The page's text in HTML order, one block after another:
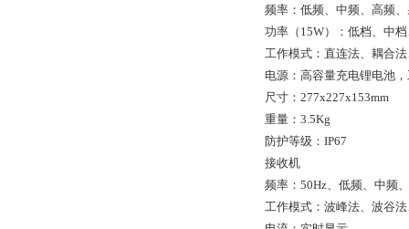
频率：低频、中频、高频
功率（ 15W）：低档、中
工作模式：直连法、耦合
电源：高容量充电锂电池
尺寸： 277x227x153mm
重量： 3.5Kg
防护等级： IP67
接收机
频率： 50Hz、低频、中频
工作模式：波峰法、波谷